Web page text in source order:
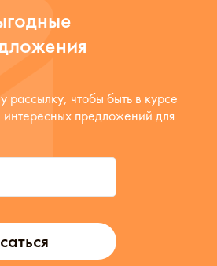
чтобы быть в курсе
предложений для